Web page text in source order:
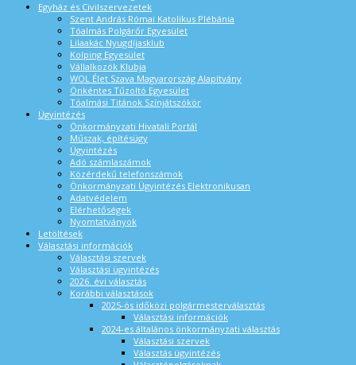
Egyház és Civilszervezetek
Szent András Római Katolikus Plébánia
Tóalmás Polgárőr Egyesület
Lilaakác Nyugdíjasklub
Kolping Egyesület
Vállalkozók Klubja
WOL Élet Szava Magyarország Alapítvány
Önkéntes Tűzoltó Egyesület
Tóalmási Titánok Színjátszókör
Ügyintézés
Önkormányzati Hivatali Portál
Műszak, építésügy
Ügyintézés
Adó számlaszámok
Közérdekű telefonszámok
Önkormányzati Ügyintézés Elektronikusan
Adatvédelem
Elérhetőségek
Nyomtatványok
Letöltések
Választási információk
Választási szervek
Választási ügyintézés
2026. évi választás
Korábbi választások
2025-ös időközi polgármesterválasztás
Választási információk
2024-es általános önkormányzati választás
Választási szervek
Választás ügyintézés